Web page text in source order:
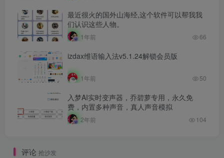
最近很火的国外山海经,这个软件可以帮我我
们认识这些人物。
1年前 66
izdax维语输入法v5.1.24解锁会员版
1年前 50
入梦AI实时变声器，乔碧萝专用，永久免
费，内置多种声音，真人声音模拟
2年前 104
评论 抢沙发